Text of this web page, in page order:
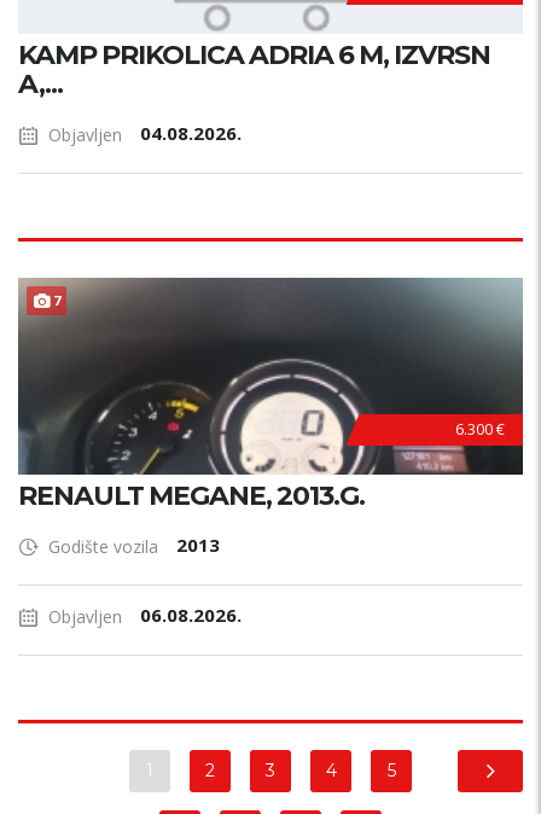
KAMP PRIKOLICA ADRIA 6 M, IZVRSN
A,...
Objavljen 04.08.2026.
7
6.300 €
RENAULT MEGANE, 2013.G.
Godište vozila 2013
Objavljen 06.08.2026.
1 2 3 4 5